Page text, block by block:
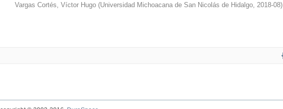
Vargas Cortés, Víctor Hugo (Universidad Michoacana de San Nicolás de Hidalgo, 2018-08)